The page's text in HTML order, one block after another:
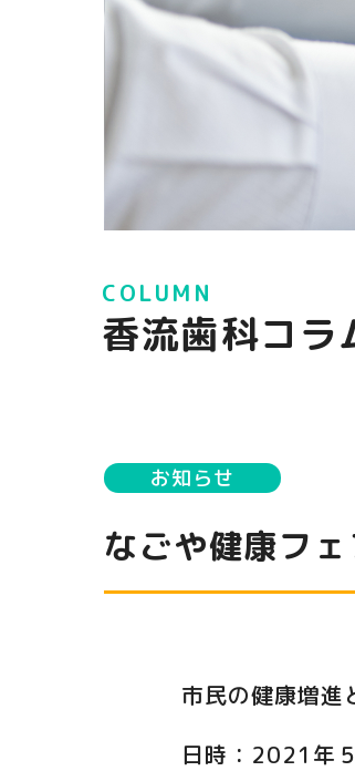
COLUMN
香流歯科コラ
お知らせ
なごや健康フ
市民の健康増
日時：2021年